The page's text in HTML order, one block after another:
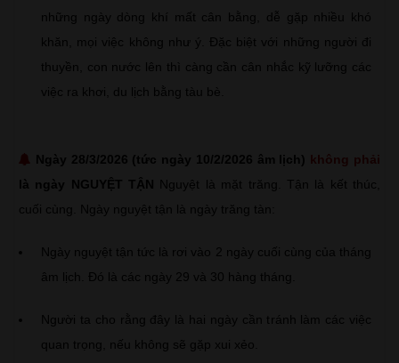
những ngày dòng khí mất cân bằng, dễ gặp nhiều khó
khăn, mọi việc không như ý. Đặc biệt với những người đi
thuyền, con nước lên thì càng cần cân nhắc kỹ lưỡng các
việc ra khơi, du lịch bằng tàu bè.
Ngày 28/3/2026 (tức ngày 10/2/2026 âm lịch) không phải
là ngày NGUYỆT TẬN Nguyệt là mặt trăng. Tận là kết thúc,
cuối cùng. Ngày nguyệt tận là ngày trăng tàn:
Ngày nguyệt tận tức là rơi vào 2 ngày cuối cùng của tháng
âm lịch. Đó là các ngày 29 và 30 hàng tháng.
Người ta cho rằng đây là hai ngày cần tránh làm các việc
quan trọng, nếu không sẽ gặp xui xẻo.